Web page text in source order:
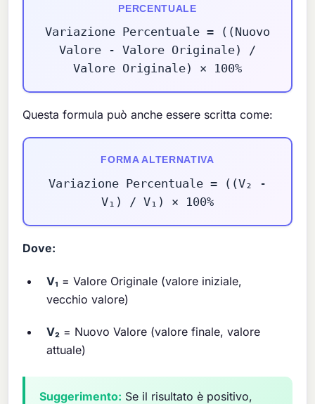
PERCENTUALE
Variazione Percentuale = ((Nuovo
Valore - Valore Originale) /
Valore Originale) × 100%
Questa formula può anche essere scritta come:
FORMA ALTERNATIVA
Variazione Percentuale = ((V₂ -
V₁) / V₁) × 100%
Dove:
V₁ = Valore Originale (valore iniziale,
vecchio valore)
V₂ = Nuovo Valore (valore finale, valore
attuale)
Suggerimento: Se il risultato è positivo,